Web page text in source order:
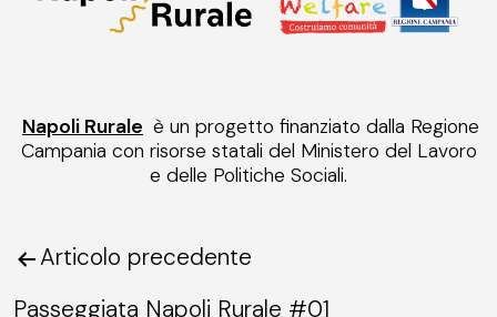
Napoli Rurale è un progetto finanziato dalla Regione
Campania con risorse statali del Ministero del Lavoro
e delle Politiche Sociali.
Navigazione
articoli
Articolo precedente
Passeggiata Napoli Rurale #01